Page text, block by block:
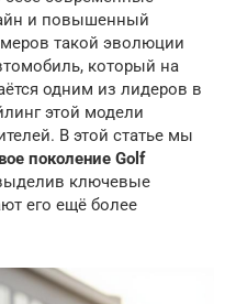
и повышенный
такой эволюции
который на
одним из лидеров в
этой модели
В этой статье мы
поколение Golf
ключевые
его ещё более